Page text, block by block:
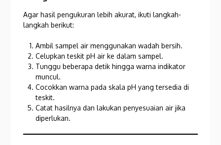
Agar hasil pengukuran lebih akurat, ikuti langkah-
langkah berikut:
Ambil sampel air menggunakan wadah bersih.
Celupkan teskit pH air ke dalam sampel.
Tunggu beberapa detik hingga warna indikator
muncul.
Cocokkan warna pada skala pH yang tersedia di
teskit.
Catat hasilnya dan lakukan penyesuaian air jika
diperlukan.